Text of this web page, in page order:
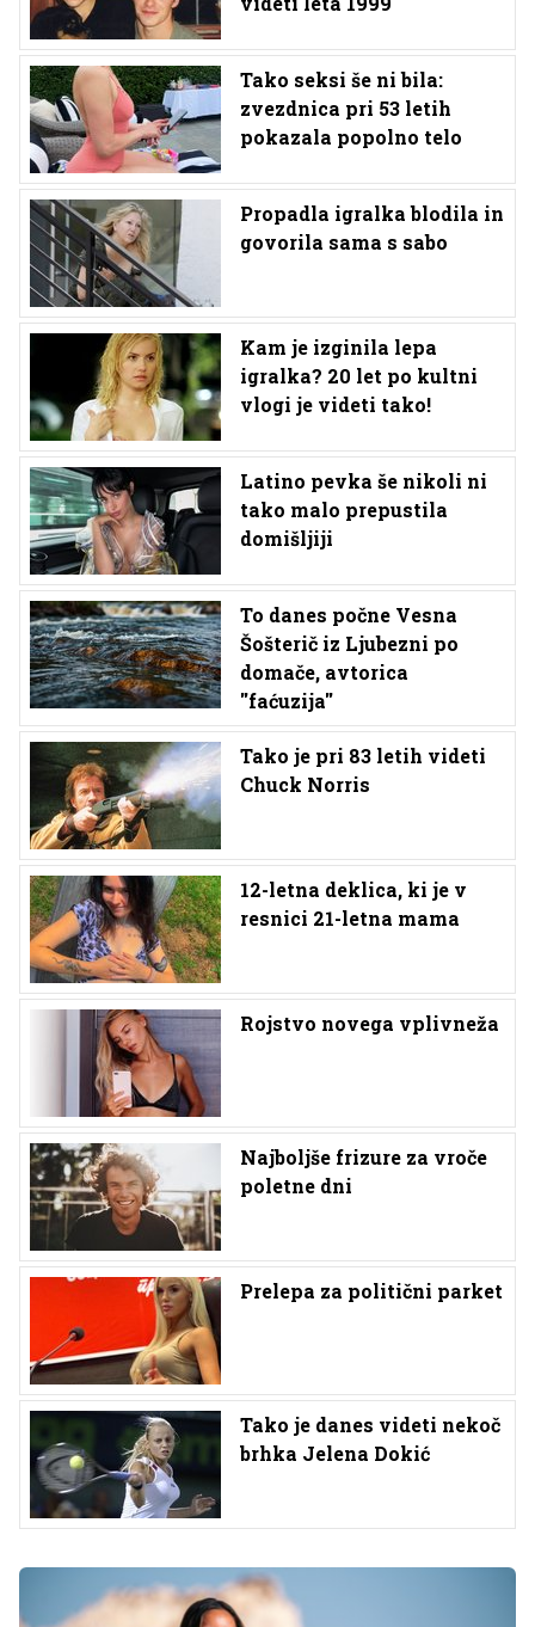
Tako seksi še ni bila:
zvezdnica pri 53 letih
pokazala popolno telo
Propadla igralka blodila in
govorila sama s sabo
Kam je izginila lepa
igralka? 20 let po kultni
vlogi je videti tako!
Latino pevka še nikoli ni
tako malo prepustila
domišljiji
To danes počne Vesna
Šošterič iz Ljubezni po
domače, avtorica
''faćuzija''
Tako je pri 83 letih videti
Chuck Norris
12-letna deklica, ki je v
resnici 21-letna mama
Rojstvo novega vplivneža
Najboljše frizure za vroče
poletne dni
Prelepa za politični parket
Tako je danes videti nekoč
brhka Jelena Dokić